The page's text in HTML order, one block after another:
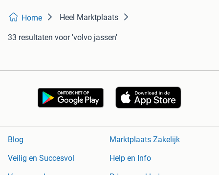
Home Heel Marktplaats
33 resultaten voor 'volvo jassen'
Blog
Marktplaats Zakelijk
Veilig en Succesvol
Help en Info